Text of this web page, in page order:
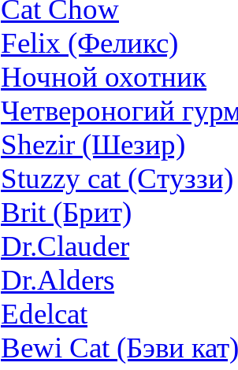
Cat Chow
Felix (Феликс)
Ночной охотник
Четвероногий
Shezir (Шезир)
Stuzzy cat (Стуззи)
Brit (Брит)
Dr.Clauder
Dr.Alders
Edelcat
Bewi Cat (Бэви кат)